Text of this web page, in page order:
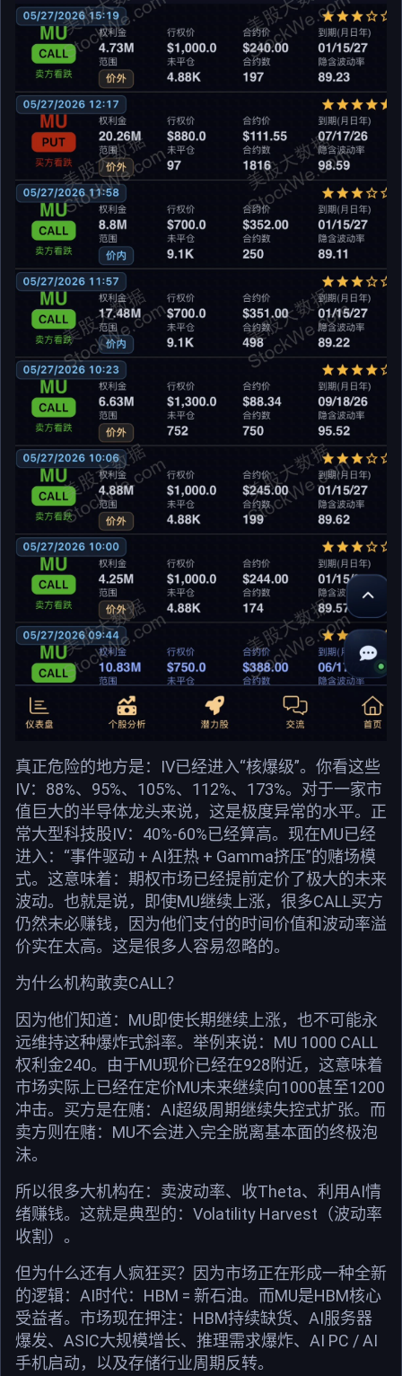
真正危险的地方是：IV已经进入“核爆级”。你看这些
IV：88%、95%、105%、112%、173%。对于一家市
值巨大的半导体龙头来说，这是极度异常的水平。正
常大型科技股IV：40%-60%已经算高。现在MU已经
进入：“事件驱动 + AI狂热 + Gamma挤压”的赌场模
式。这意味着：期权市场已经提前定价了极大的未来
波动。也就是说，即使MU继续上涨，很多CALL买方
仍然未必赚钱，因为他们支付的时间价值和波动率溢
价实在太高。这是很多人容易忽略的。
为什么机构敢卖CALL？
因为他们知道：MU即使长期继续上涨，也不可能永
远维持这种爆炸式斜率。举例来说：MU 1000 CALL
权利金240。由于MU现价已经在928附近，这意味着
市场实际上已经在定价MU未来继续向1000甚至1200
冲击。买方是在赌：AI超级周期继续失控式扩张。而
卖方则在赌：MU不会进入完全脱离基本面的终极泡
沫。
所以很多大机构在：卖波动率、收Theta、利用AI情
绪赚钱。这就是典型的：Volatility Harvest（波动率
收割）。
但为什么还有人疯狂买？因为市场正在形成一种全新
的逻辑：AI时代：HBM = 新石油。而MU是HBM核心
受益者。市场现在押注：HBM持续缺货、AI服务器
爆发、ASIC大规模增长、推理需求爆炸、AI PC / AI
手机启动，以及存储行业周期反转。